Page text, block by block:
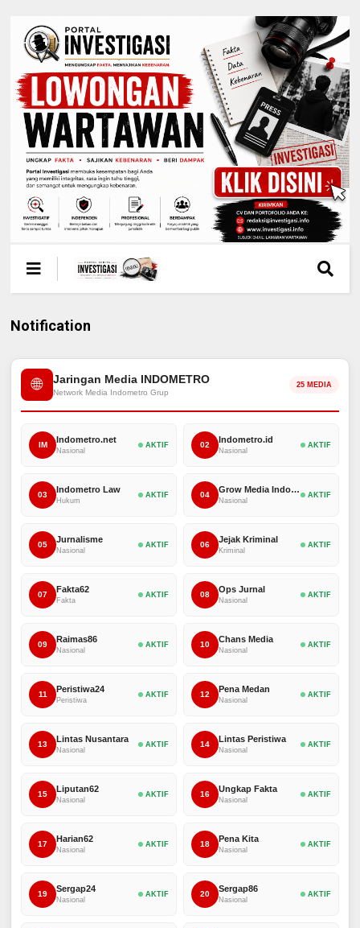
Notification
🌐 Jaringan Media INDOMETRO
Network Media Indometro Grup
25 MEDIA
IM
Indometro.net
Nasional
AKTIF 02
Indometro.id
Nasional
AKTIF
03
Indometro Law
Hukum
AKTIF 04
Grow Media Indonesia
Nasional
AKTIF
05
Jurnalisme
Nasional
AKTIF 06
Jejak Kriminal
Kriminal
AKTIF
07
Fakta62
Fakta
AKTIF 08
Ops Jurnal
Nasional
AKTIF
09
Raimas86
Nasional
AKTIF 10
Chans Media
Nasional
AKTIF
11
Peristiwa24
Peristiwa
AKTIF 12
Pena Medan
Nasional
AKTIF
13
Lintas Nusantara
Nasional
AKTIF 14
Lintas Peristiwa
Nasional
AKTIF
15
Liputan62
Nasional
AKTIF 16
Ungkap Fakta
Nasional
AKTIF
17
Harian62
Nasional
AKTIF 18
Pena Kita
Nasional
AKTIF
19
Sergap24
Nasional
AKTIF 20
Sergap86
Nasional
AKTIF